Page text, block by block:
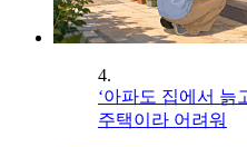
4.
‘아파도 집에서 늙
주택이라 어려워